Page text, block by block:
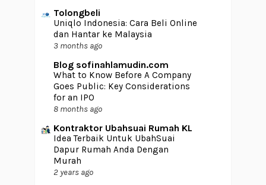
Tolongbeli
Uniqlo Indonesia: Cara Beli Online
dan Hantar ke Malaysia
3 months ago
Blog sofinahlamudin.com
What to Know Before A Company
Goes Public: Key Considerations
for an IPO
8 months ago
Kontraktor Ubahsuai Rumah KL
Idea Terbaik Untuk UbahSuai
Dapur Rumah Anda Dengan
Murah
2 years ago